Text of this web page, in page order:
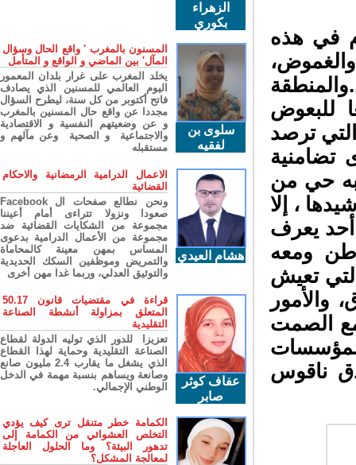
في هذه
للبعوض
ترصد
تضامنية
حي من
، إلا
يعرف
ومعه
تعيش
والأمور
الصمت
ناقوس
الزهراء
بكوري
سلوى بن
لفقيه
المسنون بالمغرب ' واقع الحال وسؤال
المآل' بين الماضي و الواقع و المتأمل
يخلد المغرب على غرار بلدان المعمور
اليوم العالمي للمسنين الذي يصادف
فاتح أكتوبر من كل سنة، ليطرح السؤال
مجددا عن واقع حال المسنين بالمغرب
و عن وضعيتهم النفسية و الاقتصادية
والاجتماعية و الصحية وعن مآلهم و
مستقبله
هشام العيدي
الاعمال الدرامية الرمضانية والاحكام
القضائية
ونحن نطالع صفحات ال Facebook
صعودا ونزولا تتراءى أمام أعيننا
مجموعة من الشكايات القضائية ضد
مجموعة من الأعمال الدرامية بدعوى
المساس بمهن معينة كالمحاماة
والتمريض وموظفين السكك الحديدية
والتوثيق العدلي، وربما غدا مهن أخرى
عفاف كوثر
صابر
قراءة في مقتضيات قانون 50.17
المتعلق بمزاولة أنشطة الصناعة
التقليدية
تعزيزا للدور الذي توليه الدولة لقطاع
الصناعة التقليدية وحماية لهذا القطاع
الذي يشغل ما يقارب 2.4 مليون صانع
وصانعة ويساهم بنسبة مهمة في الدخل
الوطني الإجمالي.
الكمامة خطر متنقل ترى كيف يؤدي
التخلص العشوائي من الكمامة إلى
تدهور البيئة؟ وما الحلول العاجلة
لمعالجة المشكل؟